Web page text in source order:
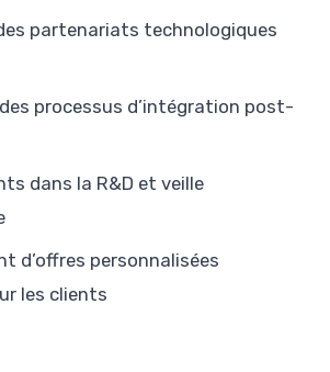
partenariats technologiques
processus d’intégration post-
dans la R&D et veille
d’offres personnalisées
les clients